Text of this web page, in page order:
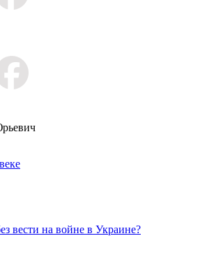
вести на войне в Украине?